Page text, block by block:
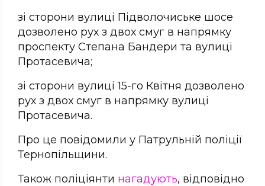
зі сторони вулиці Підволочиське шосе
дозволено рух з двох смуг в напрямку
проспекту Степана Бандери та вулиці
Протасевича;
зі сторони вулиці 15-го Квітня дозволено
рух з двох смуг в напрямку вулиці
Протасевича.
Про це повідомили у Патрульній поліції
Тернопільщини.
Також поліціянти нагадують, відповідно